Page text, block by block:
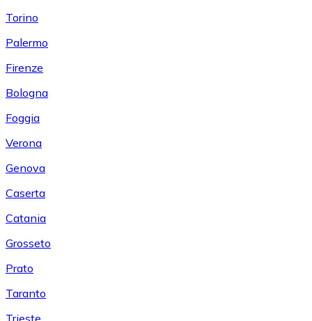
Torino
Palermo
Firenze
Bologna
Foggia
Verona
Genova
Caserta
Catania
Grosseto
Prato
Taranto
Trieste